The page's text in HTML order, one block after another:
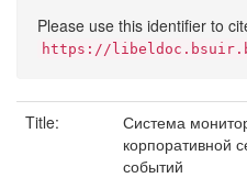
Please use this identifier to
https://
Title:
Система
корпоративной
событий